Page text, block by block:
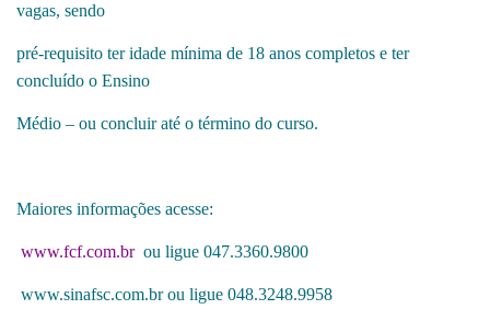
vagas, sendo
pré-requisito ter idade mínima de 18 anos completos e ter
concluído o Ensino
Médio – ou concluir até o término do curso.
Maiores informações acesse:
www.fcf.com.brou ligue 047.3360.9800
www.sinafsc.com.brou ligue 048.3248.9958